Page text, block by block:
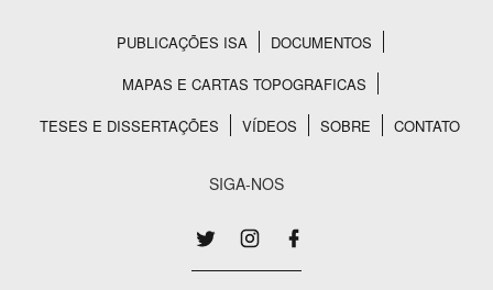
Rodapé
PUBLICAÇÕES ISA
DOCUMENTOS
MAPAS E CARTAS TOPOGRAFICAS
TESES E DISSERTAÇÕES
VÍDEOS SOBRE CONTATO
SIGA-NOS